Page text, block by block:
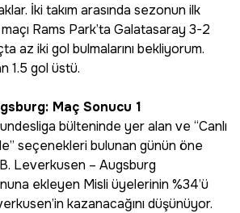
İki takım arasında sezonun ilk
Rams Park’ta Galatasaray 3-2
az iki gol bulmalarını bekliyorum.
1.5 gol üstü.
Maç Sonucu 1
bülteninde yer alan ve “Canlı
seçenekleri bulunan günün öne
Leverkusen – Augsburg
ekleyen Misli üyelerinin %34’ü
kazanacağını düşünüyor.